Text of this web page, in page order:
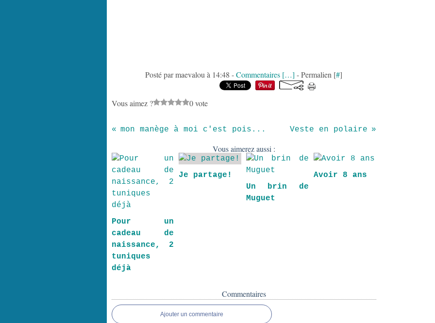
Posté par maevalou à 14:48 -Commentaires […] - Permalien [#]
Vous aimez ? 0 vote
mon manège à moi c'est pois... Veste en polaire
Vous aimerez aussi :
Pour un
cadeau de
naissance, 2
tuniques
déjà
Je partage!
Un brin de
Muguet
Avoir 8 ans
Commentaires
Ajouter un commentaire